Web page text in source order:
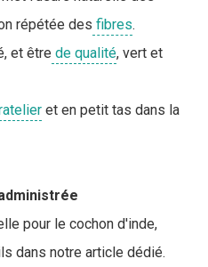
répétée des fibres.
et être de qualité, vert et
et en petit tas dans la
pour le cochon d'inde,
dans notre article dédié.